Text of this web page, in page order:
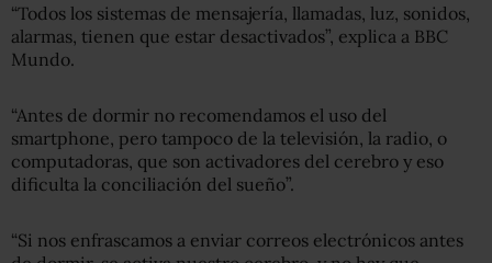
“Todos los sistemas de mensajería, llamadas, luz, sonidos,
alarmas, tienen que estar desactivados”, explica a BBC
Mundo.
“Antes de dormir no recomendamos el uso del
smartphone, pero tampoco de la televisión, la radio, o
computadoras, que son activadores del cerebro y eso
dificulta la conciliación del sueño”.
“Si nos enfrascamos a enviar correos electrónicos antes